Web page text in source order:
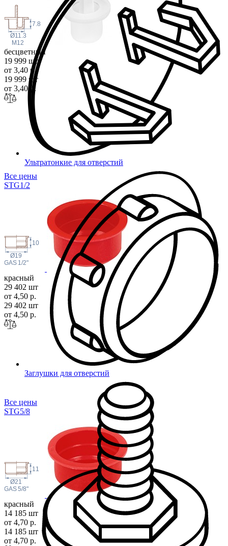
Ультратонкие для отверстий
Заглушки для отверстий
Ø11.3
7.8
M12
бесцветный
19 999 шт
от 3,40 р.
19 999 шт
от 3,40 р.
Все цены
STG1/2
10
Ø19
GAS 1/2"
красный
29 402 шт
от 4,50 р.
29 402 шт
от 4,50 р.
Все цены
STG5/8
11
Ø21
GAS5/8"
красный
14 185 шт
от 4,70 р.
14 185 шт
от 4,70 р.